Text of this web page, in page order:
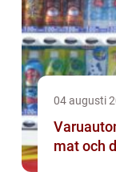
04 augusti
mat och